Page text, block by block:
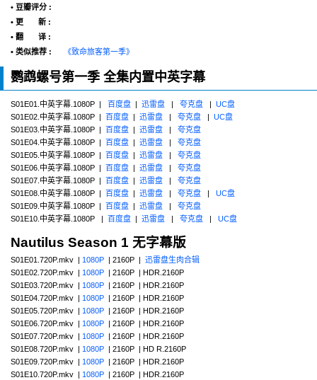
• 豆瓣评分 :
• 更 新 :
• 翻 译 :
• 类似推荐 :
《致命旅客第一季》
鹦鹉螺号第一季 全集内置中英字幕
S01E01.中英字幕.1080P | 百度盘 | 迅雷盘 | 夸克盘 | UC盘
S01E02.中英字幕.1080P | 百度盘 | 迅雷盘 | 夸克盘 | UC盘
S01E03.中英字幕.1080P | 百度盘 | 迅雷盘 | 夸克盘
S01E04.中英字幕.1080P | 百度盘 | 迅雷盘 | 夸克盘
S01E05.中英字幕.1080P | 百度盘 | 迅雷盘 | 夸克盘
S01E06.中英字幕.1080P | 百度盘 | 迅雷盘 | 夸克盘
S01E07.中英字幕.1080P | 百度盘 | 迅雷盘 | 夸克盘
S01E08.中英字幕.1080P | 百度盘 | 迅雷盘 | 夸克盘 | UC盘
S01E09.中英字幕.1080P | 百度盘 | 迅雷盘 | 夸克盘
S01E10.中英字幕.1080P | 百度盘 | 迅雷盘 | 夸克盘 | UC盘
Nautilus Season 1 无字幕版
S01E01.720P.mkv | 1080P | 2160P | 迅雷盘生肉合辑
S01E02.720P.mkv | 1080P | 2160P | HDR.2160P
S01E03.720P.mkv | 1080P | 2160P | HDR.2160P
S01E04.720P.mkv | 1080P | 2160P | HDR.2160P
S01E05.720P.mkv | 1080P | 2160P | HDR.2160P
S01E06.720P.mkv | 1080P | 2160P | HDR.2160P
S01E07.720P.mkv | 1080P | 2160P | HDR.2160P
S01E08.720P.mkv | 1080P | 2160P | HD R.2160P
S01E09.720P.mkv | 1080P | 2160P | HDR.2160P
S01E10.720P.mkv | 1080P | 2160P | HDR.2160P